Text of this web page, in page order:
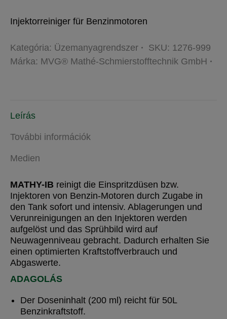
Injektorreiniger für Benzinmotoren
Kategória: Üzemanyagrendszer SKU: 1276-999
Márka: MVG® Mathé-Schmierstofftechnik GmbH
Leírás
További információk
Medien
MATHY-IB reinigt die Einspritzdüsen bzw.
Injektoren von Benzin-Motoren durch Zugabe in
den Tank sofort und intensiv. Ablagerungen und
Verunreinigungen an den Injektoren werden
aufgelöst und das Sprühbild wird auf
Neuwagenniveau gebracht. Dadurch erhalten Sie
einen optimierten Kraftstoffverbrauch und
Abgaswerte.
ADAGOLÁS
Der Doseninhalt (200 ml) reicht für 50L
Benzinkraftstoff.